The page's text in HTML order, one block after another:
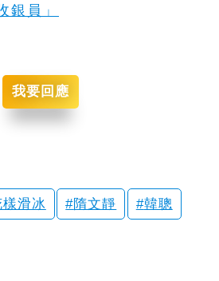
銀員」
我要回應
滑冰 隋文靜 韓聰